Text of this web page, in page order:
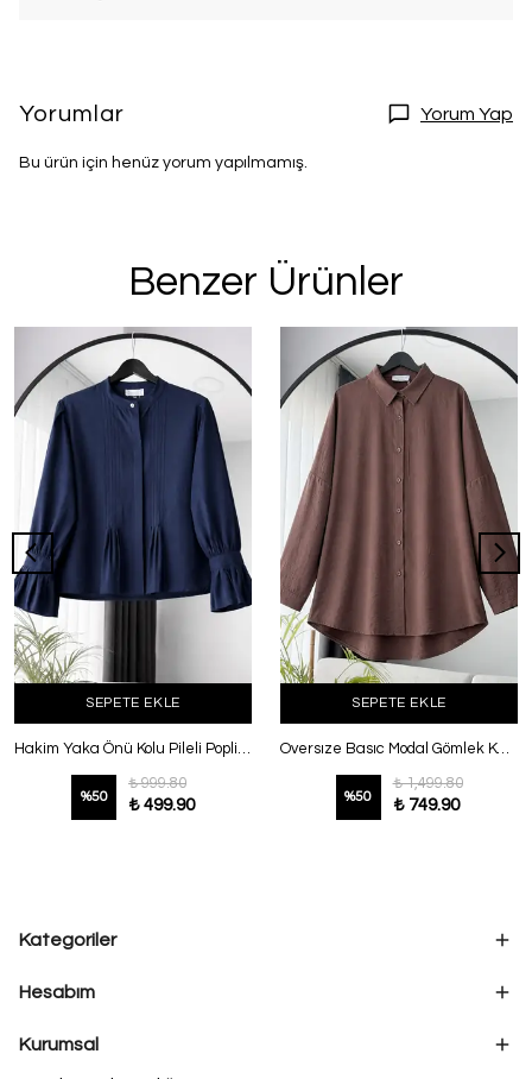
Yorumlar Yorum Yap
Bu ürün için henüz yorum yapılmamış.
Benzer Ürünler
SEPETE EKLE
Hakim Yaka Önü Kolu Pileli Poplin Gömlek Lacivert
%50
₺ 999.80
₺ 499.90
SEPETE EKLE
Oversıze Basıc Modal Gömlek Kahve
%50
₺ 1,499.80
₺ 749.90
Kategoriler
Hesabım
Kurumsal